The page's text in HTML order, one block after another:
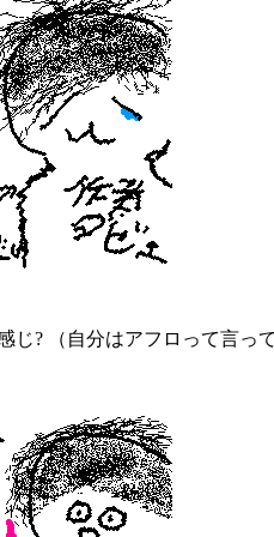
じ? （自分はアフロって言っ